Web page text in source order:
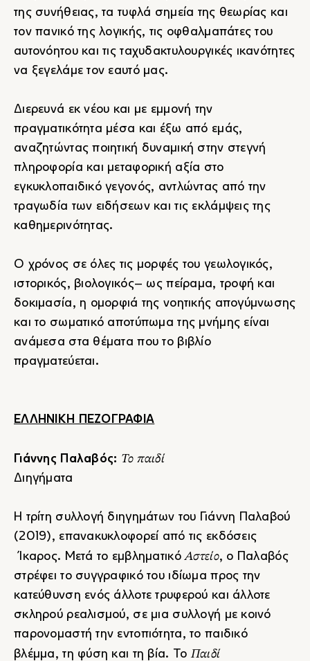
της συνήθειας, τα τυφλά σημεία της θεωρίας και
τον πανικό της λογικής, τις οφθαλμαπάτες του
αυτονόητου και τις ταχυδακτυλουργικές ικανότητες
να ξεγελάμε τον εαυτό μας.
Διερευνά εκ νέου και με εμμονή την
πραγματικότητα μέσα και έξω από εμάς,
αναζητώντας ποιητική δυναμική στην στεγνή
πληροφορία και μεταφορική αξία στο
εγκυκλοπαιδικό γεγονός, αντλώντας από την
τραγωδία των ειδήσεων και τις εκλάμψεις της
καθημερινότητας.
Ο χρόνος σε όλες τις μορφές του γεωλογικός,
ιστορικός, βιολογικός– ως πείραμα, τροφή και
δοκιμασία, η ομορφιά της νοητικής απογύμνωσης
και το σωματικό αποτύπωμα της μνήμης είναι
ανάμεσα στα θέματα που το βιβλίο
πραγματεύεται.
ΕΛΛΗΝΙΚΗ ΠΕΖΟΓΡΑΦΙΑ
Γιάννης Παλαβός: Το παιδί
Διηγήματα
Η τρίτη συλλογή διηγημάτων του Γιάννη Παλαβού
(2019), επανακυκλοφορεί από τις εκδόσεις
Ίκαρος. Μετά το εμβληματικόΑστείο, ο Παλαβός
στρέφει το συγγραφικό του ιδίωμα προς την
κατεύθυνση ενός άλλοτε τρυφερού και άλλοτε
σκληρού ρεαλισμού, σε μια συλλογή με κοινό
παρονομαστή την εντοπιότητα, το παιδικό
βλέμμα, τη φύση και τη βία. ΤοΠαιδί